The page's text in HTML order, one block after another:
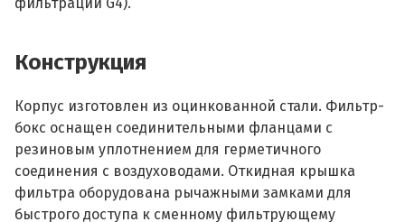
Конструкция
Корпус изготовлен из оцинкованной стали. Фильтр-
бокс оснащен соединительными фланцами с
резиновым уплотнением для герметичного
соединения с воздуховодами. Откидная крышка
фильтра оборудована рычажными замками для
быстрого доступа к сменному фильтрующему